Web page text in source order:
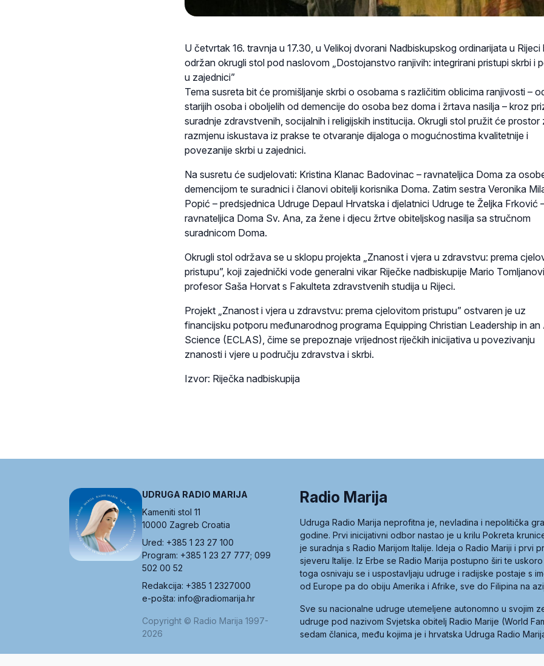
U četvrtak 16. travnja u 17.30, u Velikoj dvorani Nadbiskupskog ordinarijata u Rijeci
održan okrugli stol pod naslovom „Dostojanstvo ranjivih: integrirani pristupi skrbi i
u zajednici”
Tema susreta bit će promišljanje skrbi o osobama s različitim oblicima ranjivosti –
starijih osoba i oboljelih od demencije do osoba bez doma i žrtava nasilja – kroz
suradnje zdravstvenih, socijalnih i religijskih institucija. Okrugli stol pružit će prostor
razmjenu iskustava iz prakse te otvaranje dijaloga o mogućnostima kvalitetnije i
povezanije skrbi u zajednici.
Na susretu će sudjelovati: Kristina Klanac Badovinac – ravnateljica Doma za
demencijom te suradnici i članovi obitelji korisnika Doma. Zatim sestra Veronika
Popić – predsjednica Udruge Depaul Hrvatska i djelatnici Udruge te Željka Frković
ravnateljica Doma Sv. Ana, za žene i djecu žrtve obiteljskog nasilja sa stručnom
suradnicom Doma.
Okrugli stol održava se u sklopu projekta „Znanost i vjera u zdravstvu: prema
pristupu”, koji zajednički vode generalni vikar Riječke nadbiskupije Mario
profesor Saša Horvat s Fakulteta zdravstvenih studija u Rijeci.
Projekt „Znanost i vjera u zdravstvu: prema cjelovitom pristupu” ostvaren je uz
financijsku potporu međunarodnog programa Equipping Christian Leadership in
Science (ECLAS), čime se prepoznaje vrijednost riječkih inicijativa u povezivanju
znanosti i vjere u području zdravstva i skrbi.
Izvor: Riječka nadbiskupija
UDRUGA RADIO MARIJA
Kameniti stol 11
10000 Zagreb Croatia
Ured: +385 1 23 27 100
Program: +385 1 23 27 777; 099
502 00 52
Redakcija: +385 1 2327000
e-pošta: info@radiomarija.hr
Copyright © Radio Marija 1997-
2026
Radio Marija
Udruga Radio Marija neprofitna je, nevladina i nepolitička
godine. Prvi inicijativni odbor nastao je u krilu Pokreta
je suradnja s Radio Marijom Italije. Ideja o Radio Mariji i prvi
sjeveru Italije. Iz Erbe se Radio Marija postupno širi te
toga osnivaju se i uspostavljaju udruge i radijske postaje s
od Europe pa do obiju Amerika i Afrike, sve do Filipina na
Sve su nacionalne udruge utemeljene autonomno u svojim
udruge pod nazivom Svjetska obitelj Radio Marije (World
sedam članica, među kojima je i hrvatska Udruga Radio